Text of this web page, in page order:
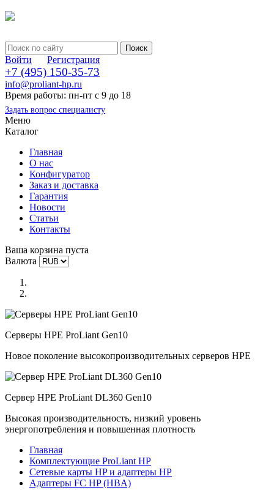
Войти Регистрация
+7 (495) 150-35-73
info@proliant-hp.ru
Время работы: пн-пт с 9 до 18
Задать вопрос специалисту
Меню
Каталог
Главная
О нас
Конфигуратор
Заказ и доставка
Гарантия
Новости
Статьи
Контакты
Ваша корзина пуста
Валюта
Серверы HPE ProLiant Gen10
Новое поколение высокопроизводительных серверов HPE
Сервер HPE ProLiant DL360 Gen10
Высокая производительность, низкий уровень
энергопотребления и повышенная плотность
Главная
Комплектующие ProLiant HP
Сетевые карты HP и адаптеры HP
Адаптеры FC HP (HBA)